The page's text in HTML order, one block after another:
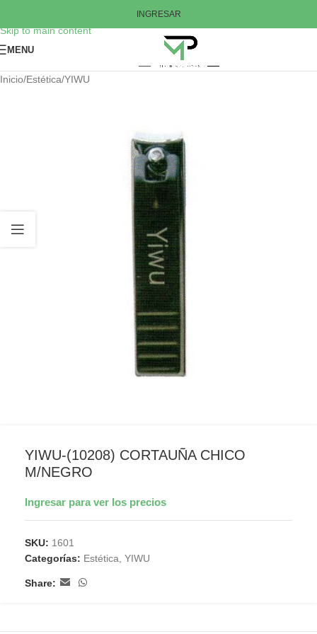
Skip to main content
INGRESAR
MENU
Inicio/Estética/YIWU
YIWU-(10208) CORTAUÑA CHICO
M/NEGRO
Ingresar para ver los precios
SKU: 1601
Categorías: Estética YIWU
Share: